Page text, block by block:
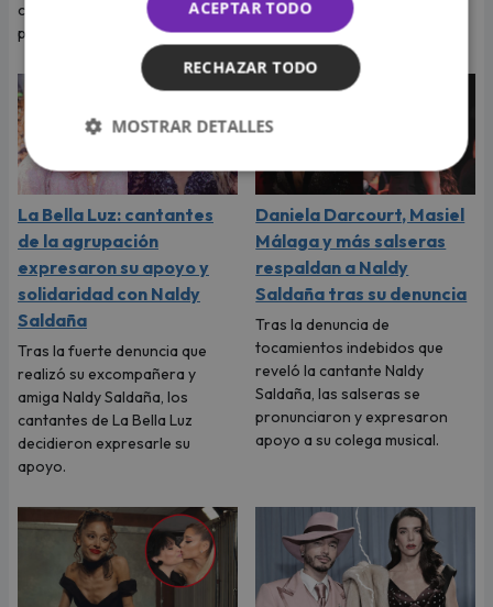
cantante tenía otros planes
para ese viaje.
Saldaña habló con Magaly
Medina y le contó todo.
La Bella Luz: cantantes
de la agrupación
expresaron su apoyo y
solidaridad con Naldy
Saldaña
Tras la fuerte denuncia que
realizó su excompañera y
amiga Naldy Saldaña, los
cantantes de La Bella Luz
decidieron expresarle su
apoyo.
Daniela Darcourt, Masiel
Málaga y más salseras
respaldan a Naldy
Saldaña tras su denuncia
Tras la denuncia de
tocamientos indebidos que
reveló la cantante Naldy
Saldaña, las salseras se
pronunciaron y expresaron
apoyo a su colega musical.
ACEPTAR TODO
RECHAZAR TODO
MOSTRAR DETALLES